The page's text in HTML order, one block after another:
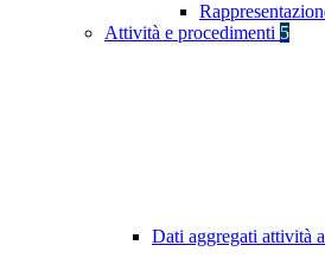
Attività e procedimenti 5
Dati aggregati attività